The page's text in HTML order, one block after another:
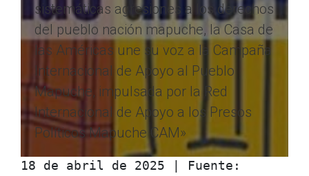
sistemáticas agresiones a los derechos
del pueblo nación mapuche, la Casa de
las Américas une su voz a la Campaña
Internacional de Apoyo al Pueblo
Mapuche, impulsada por la Red
Internacional de Apoyo a los Presos
Políticos Mapuche CAM»